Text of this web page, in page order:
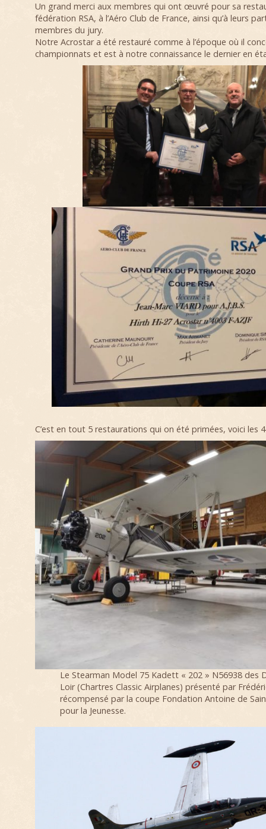
Un grand merci aux membres qui ont œuvré pour sa
fédération RSA, à l’Aéro Club de France, ainsi qu’à leurs
membres du jury.
Notre Acrostar a été restauré comme à l’époque où il
championnats et est à notre connaissance le dernier en
C’est en tout 5 restaurations qui on été primées, voici les
Le Stearman Model 75 Kadett « 202 » N56938 des
Loir (Chartres Classic Airplanes) présenté par
récompensé par la coupe Fondation Antoine de
pour la Jeunesse.